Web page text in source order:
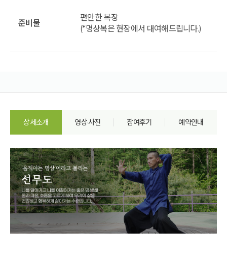
준비물
편안한 복장
(*명상복은 현장에서 대여해드립니다.)
상세소개 영상·사진 참여후기 예약안내